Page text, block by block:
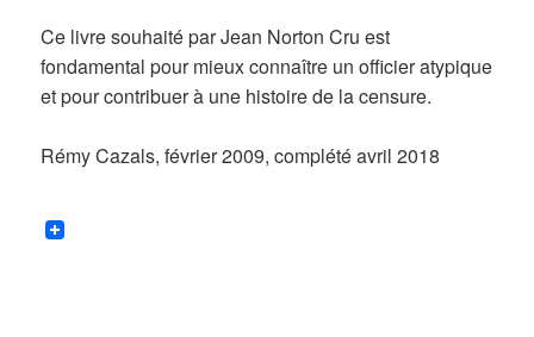
Ce livre souhaité par Jean Norton Cru est
fondamental pour mieux connaître un officier atypique
et pour contribuer à une histoire de la censure.
Rémy Cazals, février 2009, complété avril 2018